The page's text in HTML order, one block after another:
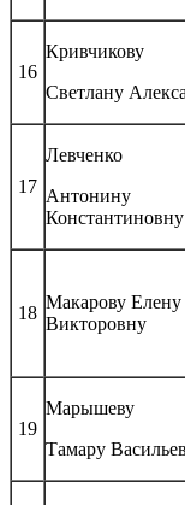
16
Кривчикову
Светлану
17
Левченко
Антонину
Константиновну
18
Макарову Елену
Викторовну
19
Марышеву
Тамару